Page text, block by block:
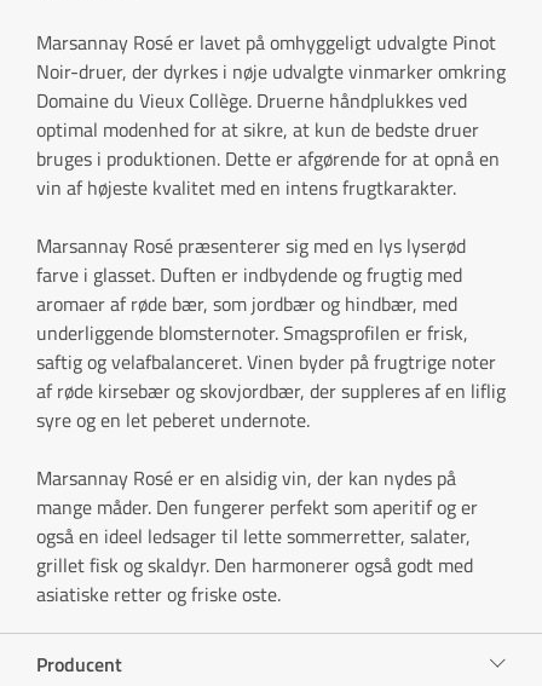
Marsannay Rosé er lavet på omhyggeligt udvalgte Pinot
Noir-druer, der dyrkes i nøje udvalgte vinmarker omkring
Domaine du Vieux Collège. Druerne håndplukkes ved
optimal modenhed for at sikre, at kun de bedste druer
bruges i produktionen. Dette er afgørende for at opnå en
vin af højeste kvalitet med en intens frugtkarakter.
Marsannay Rosé præsenterer sig med en lys lyserød
farve i glasset. Duften er indbydende og frugtig med
aromaer af røde bær, som jordbær og hindbær, med
underliggende blomsternoter. Smagsprofilen er frisk,
saftig og velafbalanceret. Vinen byder på frugtrige noter
af røde kirsebær og skovjordbær, der suppleres af en liflig
syre og en let peberet undernote.
Marsannay Rosé er en alsidig vin, der kan nydes på
mange måder. Den fungerer perfekt som aperitif og er
også en ideel ledsager til lette sommerretter, salater,
grillet fisk og skaldyr. Den harmonerer også godt med
asiatiske retter og friske oste.
Producent